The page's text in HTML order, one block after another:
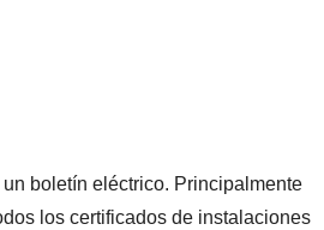
boletín eléctrico. Principalmente
los certificados de instalaciones